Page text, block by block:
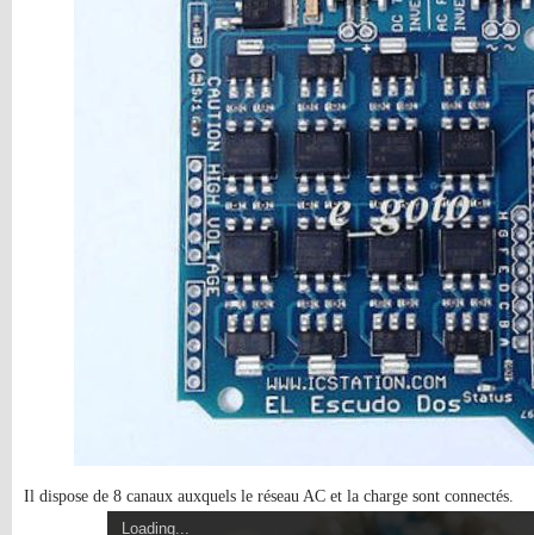
Il dispose de 8 canaux auxquels le réseau AC et la charge sont connectés.
Loading...